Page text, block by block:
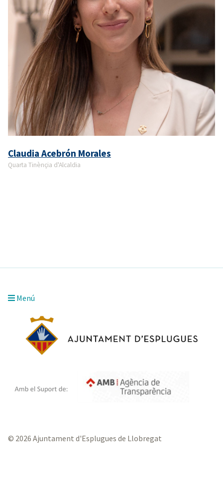
Claudia Acebrón Morales
Quarta Tinènçia d'Alcaldia
Menú
© 2026 Ajuntament d'Esplugues de Llobregat